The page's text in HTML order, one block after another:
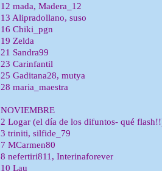
12 mada, Madera_12
13 Alipradollano, suso
16 Chiki_pgn
19 Zelda
21 Sandra99
23 Carinfantil
25 Gaditana28, mutya
28 maria_maestra
NOVIEMBRE
2 Logar (el dí­a de los difuntos- qué
3 triniti, silfide_79
7 MCarmen80
8 nefertiri811, Interinaforever
10 Lau